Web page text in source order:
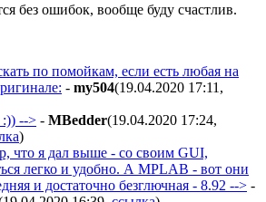
без ошибок, вообще буду счастлив.
по помойкам, если есть любая на
- my504(19.04.2020 17:11 ,
--> - MBedder(19.04.2020 17:24,
)
что я дал выше - со своим GUI,
легко и удобно. А MPLAB - вот они
и достаточно безглючная - 8.92 --> -